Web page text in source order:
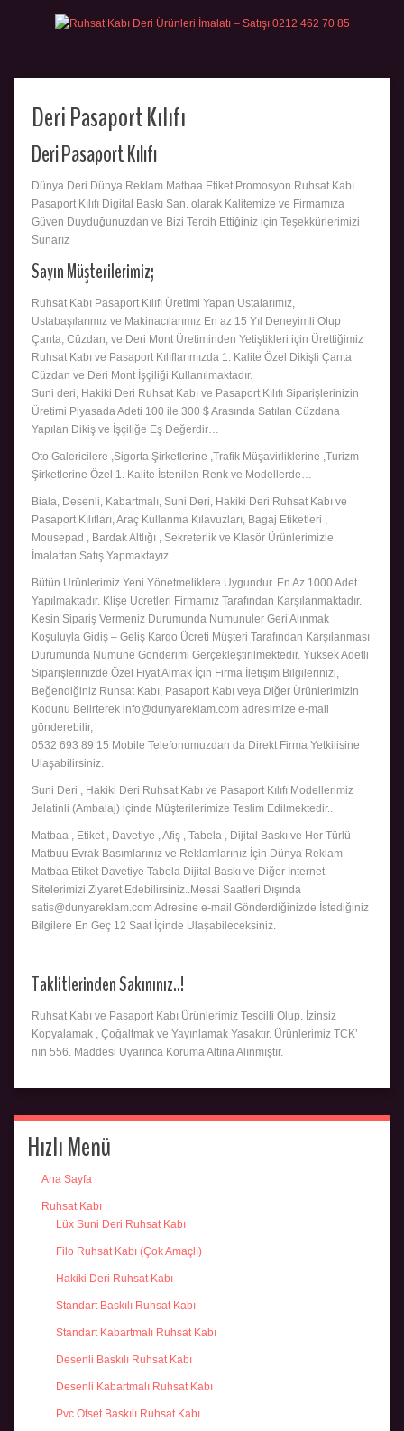
Deri Pasaport Kılıfı
Deri Pasaport Kılıfı
Dünya Deri Dünya Reklam Matbaa Etiket Promosyon Ruhsat Kabı
Pasaport Kılıfı Digital Baskı San. olarak Kalitemize ve Firmamıza
Güven Duyduğunuzdan ve Bizi Tercih Ettiğiniz için Teşekkürlerimizi
Sunarız
Sayın Müşterilerimiz;
Ruhsat Kabı Pasaport Kılıfı Üretimi Yapan Ustalarımız,
Ustabaşılarımız ve Makinacılarımız En az 15 Yıl Deneyimli Olup
Çanta, Cüzdan, ve Deri Mont Üretiminden Yetiştikleri için Ürettiğimiz
Ruhsat Kabı ve Pasaport Kılıflarımızda 1. Kalite Özel Dikişli Çanta
Cüzdan ve Deri Mont İşçiliği Kullanılmaktadır.
Suni deri, Hakiki Deri Ruhsat Kabı ve Pasaport Kılıfı Siparişlerinizin
Üretimi Piyasada Adeti 100 ile 300 $ Arasında Satılan Cüzdana
Yapılan Dikiş ve İşçiliğe Eş Değerdir…
Oto Galericilere ,Sigorta Şirketlerine ,Trafik Müşavirliklerine ,Turizm
Şirketlerine Özel 1. Kalite İstenilen Renk ve Modellerde…
Biala, Desenli, Kabartmalı, Suni Deri, Hakiki Deri Ruhsat Kabı ve
Pasaport Kılıfları, Araç Kullanma Kılavuzları, Bagaj Etiketleri ,
Mousepad , Bardak Altlığı , Sekreterlik ve Klasör Ürünlerimizle
İmalattan Satış Yapmaktayız…
Bütün Ürünlerimiz Yeni Yönetmeliklere Uygundur. En Az 1000 Adet
Yapılmaktadır. Klişe Ücretleri Firmamız Tarafından Karşılanmaktadır.
Kesin Sipariş Vermeniz Durumunda Numunuler Geri Alınmak
Koşuluyla Gidiş – Geliş Kargo Ücreti Müşteri Tarafından Karşılanması
Durumunda Numune Gönderimi Gerçekleştirilmektedir. Yüksek Adetli
Siparişlerinizde Özel Fiyat Almak İçin Firma İletişim Bilgilerinizi,
Beğendiğiniz Ruhsat Kabı, Pasaport Kabı veya Diğer Ürünlerimizin
Kodunu Belirterek info@dunyareklam.com adresimize e-mail
gönderebilir,
0532 693 89 15 Mobile Telefonumuzdan da Direkt Firma Yetkilisine
Ulaşabilirsiniz.
Suni Deri , Hakiki Deri Ruhsat Kabı ve Pasaport Kılıfı Modellerimiz
Jelatinli (Ambalaj) içinde Müşterilerimize Teslim Edilmektedir..
Matbaa , Etiket , Davetiye , Afiş , Tabela , Dijital Baskı ve Her Türlü
Matbuu Evrak Basımlarınız ve Reklamlarınız İçin Dünya Reklam
Matbaa Etiket Davetiye Tabela Dijital Baskı ve Diğer İnternet
Sitelerimizi Ziyaret Edebilirsiniz..Mesai Saatleri Dışında
satis@dunyareklam.com Adresine e-mail Gönderdiğinizde İstediğiniz
Bilgilere En Geç 12 Saat İçinde Ulaşabileceksiniz.
Taklitlerinden Sakınınız..!
Ruhsat Kabı ve Pasaport Kabı Ürünlerimiz Tescilli Olup. İzinsiz
Kopyalamak , Çoğaltmak ve Yayınlamak Yasaktır. Ürünlerimiz TCK’
nın 556. Maddesi Uyarınca Koruma Altına Alınmıştır.
Hızlı Menü
Ana Sayfa
Ruhsat Kabı
Lüx Suni Deri Ruhsat Kabı
Filo Ruhsat Kabı (Çok Amaçlı)
Hakiki Deri Ruhsat Kabı
Standart Baskılı Ruhsat Kabı
Standart Kabartmalı Ruhsat Kabı
Desenli Baskılı Ruhsat Kabı
Desenli Kabartmalı Ruhsat Kabı
Pvc Ofset Baskılı Ruhsat Kabı